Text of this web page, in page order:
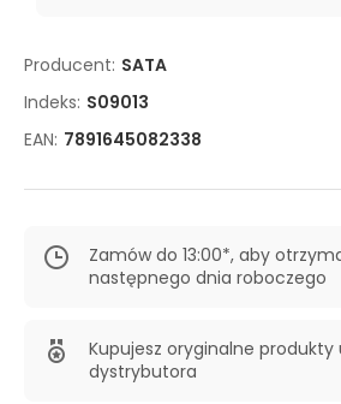
Producent: SATA
Indeks: S09013
EAN: 7891645082338
Zamów do 13:00*, aby
następnego dnia roboczego
Kupujesz oryginalne
dystrybutora